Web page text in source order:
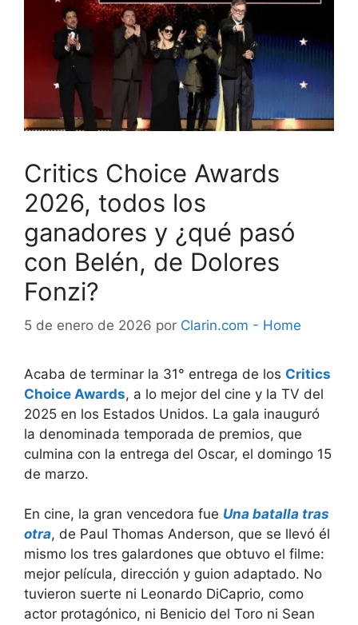
Critics Choice Awards
2026, todos los
ganadores y ¿qué pasó
con Belén, de Dolores
Fonzi?
5 de enero de 2026 por Clarin.com - Home
Acaba de terminar la 31° entrega de los Critics
Choice Awards, a lo mejor del cine y la TV del
2025 en los Estados Unidos. La gala inauguró
la denominada temporada de premios, que
culmina con la entrega del Oscar, el domingo 15
de marzo.
En cine, la gran vencedora fue Una batalla tras
otra, de Paul Thomas Anderson, que se llevó él
mismo los tres galardones que obtuvo el filme:
mejor película, dirección y guion adaptado. No
tuvieron suerte ni Leonardo DiCaprio, como
actor protagónico, ni Benicio del Toro ni Sean